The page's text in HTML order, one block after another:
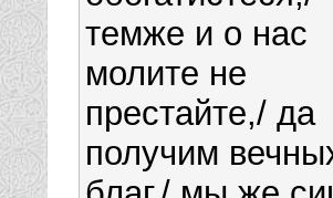
темже и о нас
молите не
престайте,/ да
получим